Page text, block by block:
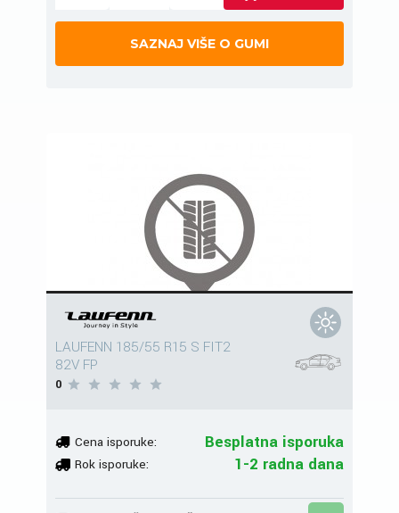
SAZNAJ VIŠE O GUMI
LAUFENN 185/55 R15 S FIT2
82V FP
0
Cena isporuke: Besplatna isporuka
Rok isporuke: 1-2 radna dana